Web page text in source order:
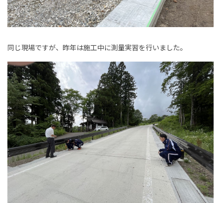
同じ現場ですが、昨年は施工中に測量実習を行いました。